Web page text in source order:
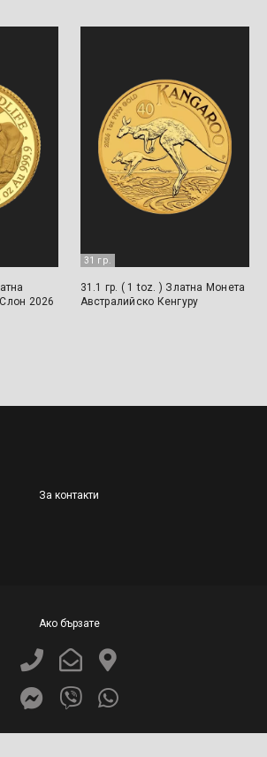
2026
31 гр.
31.1 гр. ( 1 toz. ) Златна Монета
Австралийско Кенгуру
За контакти
Ако бързате